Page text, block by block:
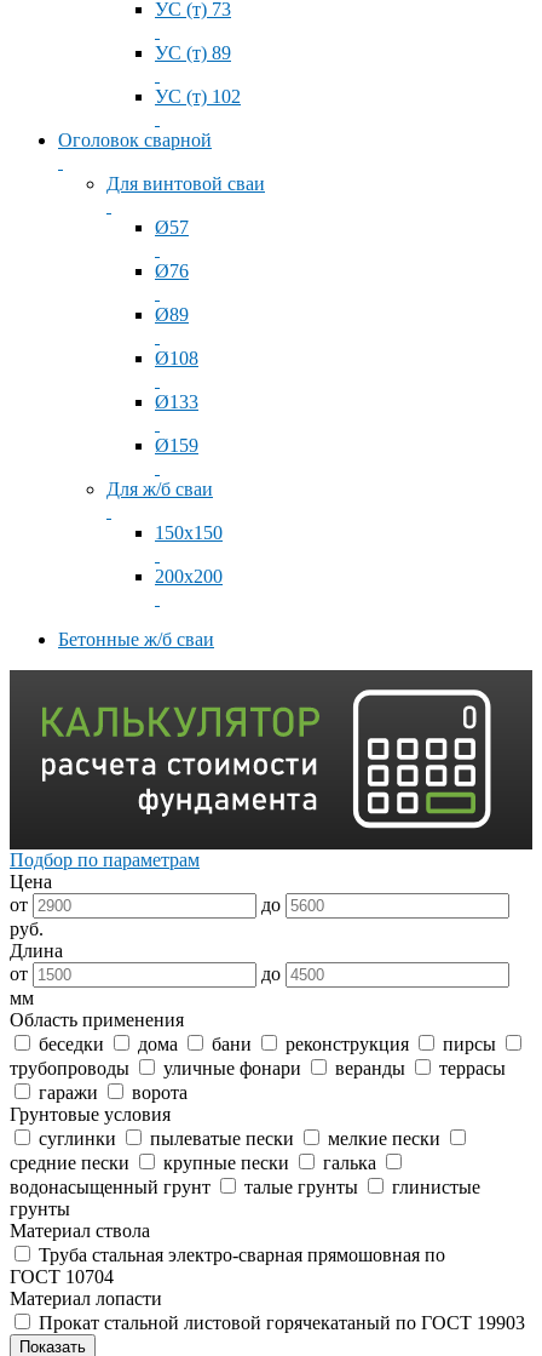
УС (т) 73
УС (т) 89
УС (т) 102
Оголовок сварной
Для винтовой сваи
Ø57
Ø76
Ø89
Ø108
Ø133
Ø159
Для ж/б сваи
150x150
200x200
Бетонные ж/б сваи
Подбор по параметрам
Цена
от
до
руб.
Длина
от
до
мм
Область применения
беседки
дома бани реконструкция
пирсы
трубопроводы
уличные фонари веранды
террасы
гаражи
ворота
Грунтовые условия
суглинки
пылеватые пески
мелкие пески
средние пески
крупные пески
галька
водонасыщенный грунт
талые грунты
глинистые
грунты
Материал ствола
Труба стальная электро-сварная прямошовная по
ГОСТ 10704
Материал лопасти
Прокат стальной листовой горячекатаный по ГОСТ 19903